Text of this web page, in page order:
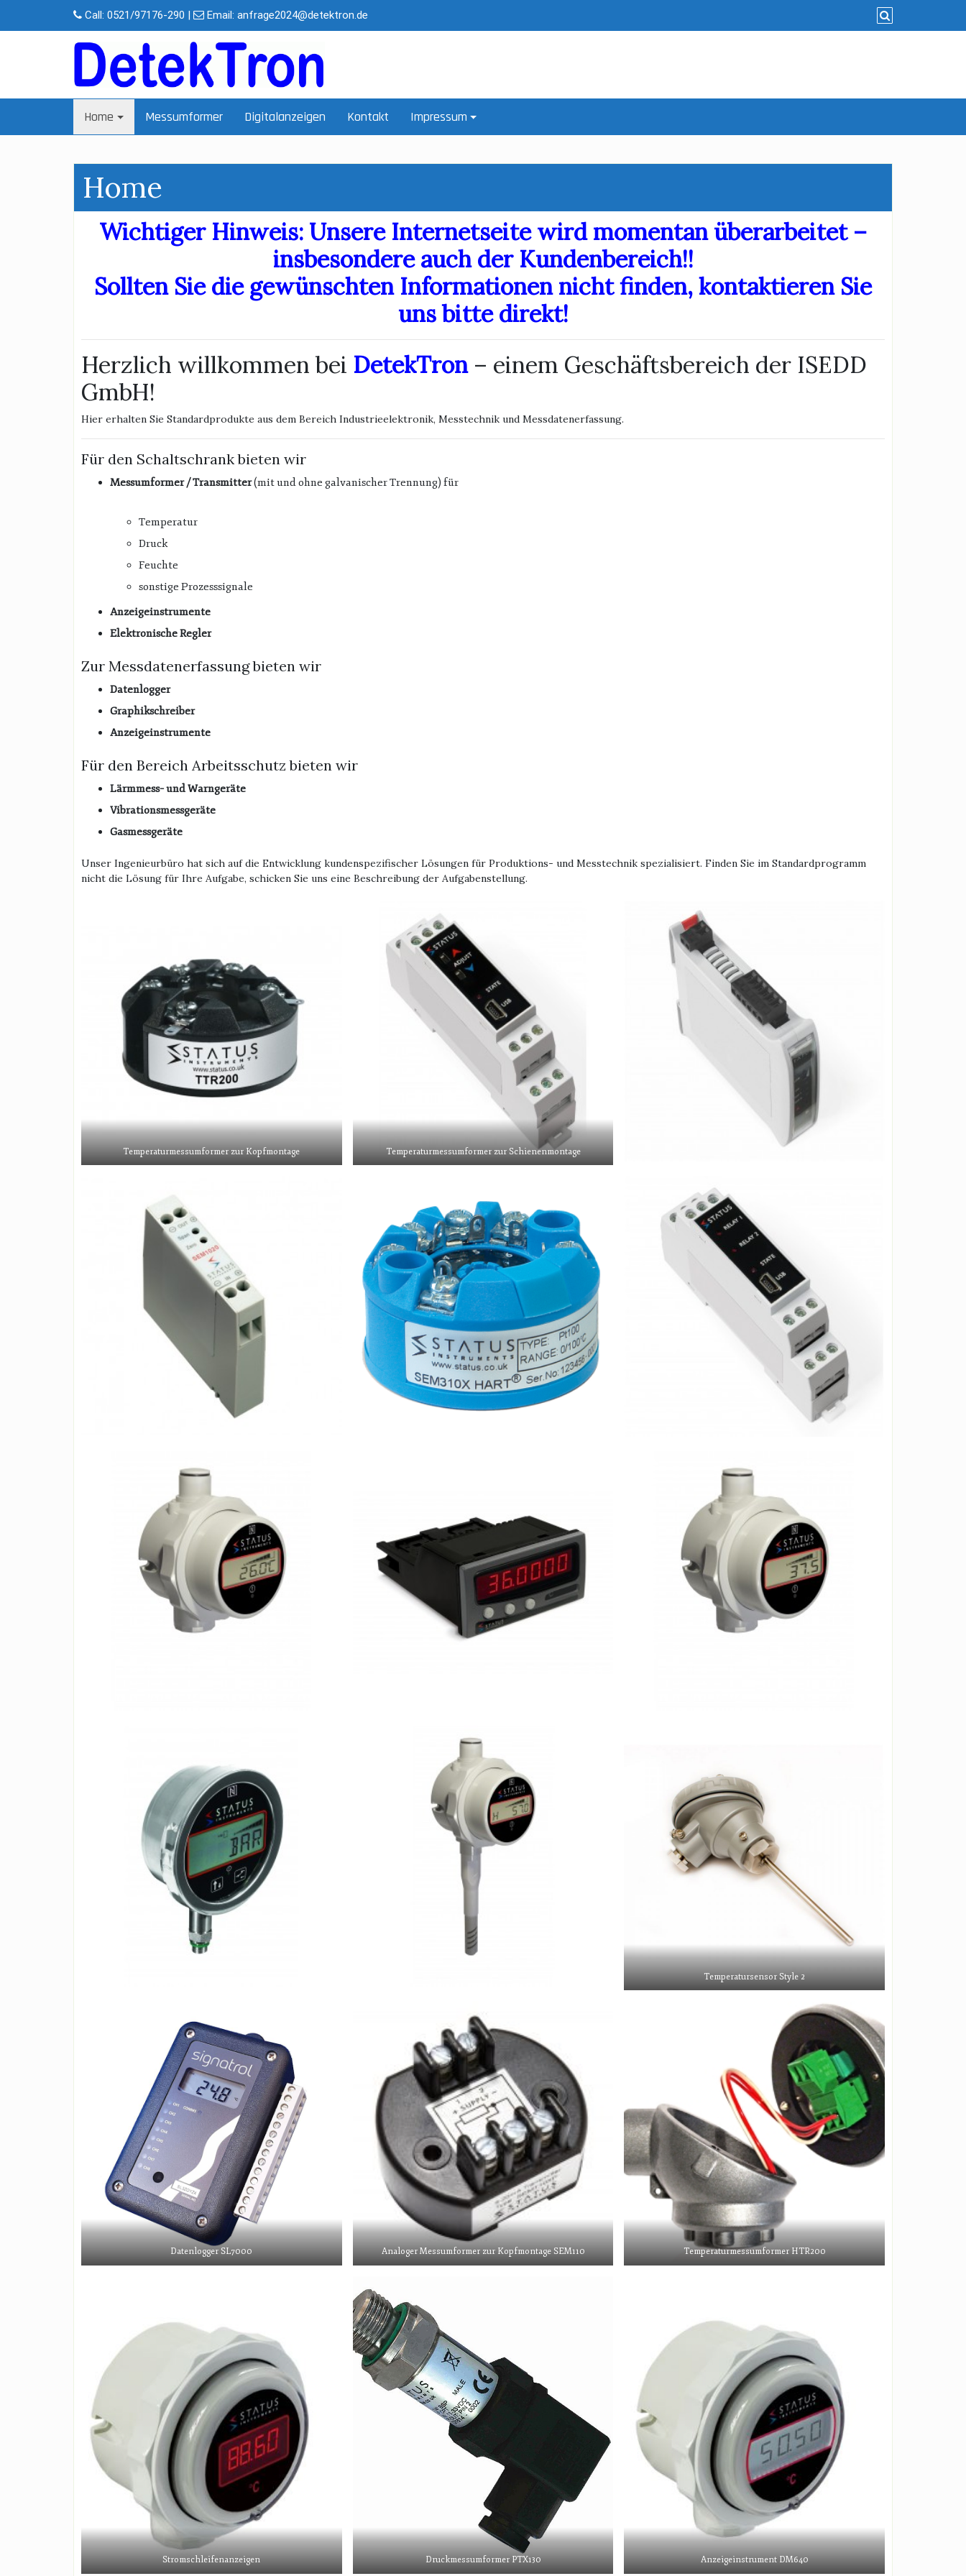
Call: 0521/97176-290 | Email: anfrage2024@detektron.de
Home Messumformer Digitalanzeigen Kontakt Impressum
Home
Wichtiger Hinweis: Unsere Internetseite wird momentan überarbeitet –
insbesondere auch der Kundenbereich!!
Sollten Sie die gewünschten Informationen nicht finden, kontaktieren Sie
uns bitte direkt!
Herzlich willkommen bei DetekTron – einem Geschäftsbereich der ISEDD
GmbH!
Hier erhalten Sie Standardprodukte aus dem Bereich Industrieelektronik, Messtechnik und Messdatenerfassung.
Für den Schaltschrank bieten wir
Messumformer / Transmitter(mit und ohne galvanischer Trennung) für
Temperatur
Druck
Feuchte
sonstige Prozesssignale
Anzeigeinstrumente
Elektronische Regler
Zur Messdatenerfassung bieten wir
Datenlogger
Graphikschreiber
Anzeigeinstrumente
Für den Bereich Arbeitsschutz bieten wir
Lärmmess–undWarngeräte
Vibrationsmessgeräte
Gasmessgeräte
Unser Ingenieurbüro hat sich auf die Entwicklung kundenspezifischer Lösungen für Produktions- und Messtechnik spezialisiert. Finden Sie im Standardprogramm
nicht die Lösung für Ihre Aufgabe, schicken Sie uns eine Beschreibung der Aufgabenstellung.
Temperaturmessumformer zur Kopfmontage Temperaturmessumformer zur Schienenmontage
Temperatursensor Style 2
Datenlogger SL7000 Analoger Messumformer zur Kopfmontage SEM110 Temperaturmessumformer HTR200
Stromschleifenanzeigen Druckmessumformer PTX130 Anzeigeinstrument DM640